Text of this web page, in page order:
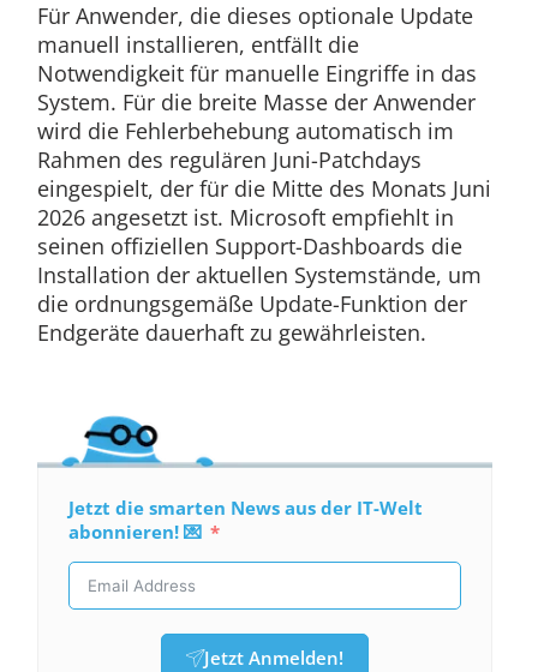
Für Anwender, die dieses optionale Update
manuell installieren, entfällt die
Notwendigkeit für manuelle Eingriffe in das
System. Für die breite Masse der Anwender
wird die Fehlerbehebung automatisch im
Rahmen des regulären Juni-Patchdays
eingespielt, der für die Mitte des Monats Juni
2026 angesetzt ist. Microsoft empfiehlt in
seinen offiziellen Support-Dashboards die
Installation der aktuellen Systemstände, um
die ordnungsgemäße Update-Funktion der
Endgeräte dauerhaft zu gewährleisten.
Jetzt die smarten News aus der IT-Welt
abonnieren! 💌
Jetzt Anmelden!